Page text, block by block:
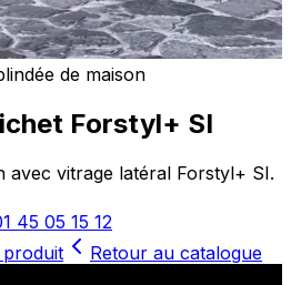
de maison
Forstyl+ SI
avec vitrage latéral Forstyl+ SI.
45 05 15 12
Retour au catalogue